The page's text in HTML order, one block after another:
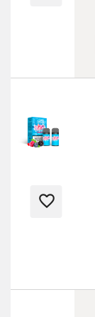
favorite_border